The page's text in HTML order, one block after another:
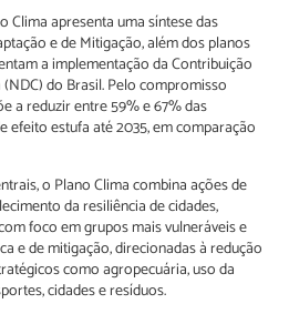
Clima apresenta uma síntese das
e de Mitigação, além dos planos
a implementação da Contribuição
do Brasil. Pelo compromisso
a reduzir entre 59% e 67% das
efeito estufa até 2035, em comparação
o Plano Clima combina ações de
da resiliência de cidades,
foco em grupos mais vulneráveis e
e de mitigação, direcionadas à redução
como agropecuária, uso da
cidades e resíduos.